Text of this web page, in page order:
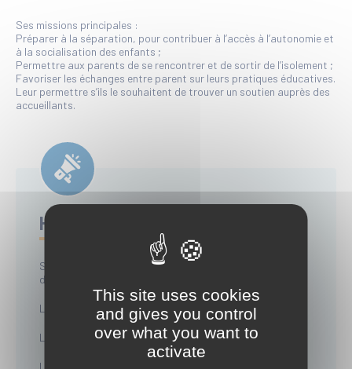
Ses missions principales :
Préparer à la séparation, pour contribuer à l’accès à l’autonomie et
à la socialisation des enfants ;
Permettre aux parents de se rencontrer et de sortir de l’isolement ;
Favoriser les échanges entre parent sur leurs pratiques éducatives.
Leur permettre s’ils le souhaitent de trouver un soutien auprès des
accueillants.
Horaires d'ouverture
Service Petite Enfance – 3, allée Camille Julian La Teste-
de-Buch :
Le lundi de 9h15 à 12h15 et de 15h à 18h
Le mardi de 9h15 à 12h15
Le mercredi de 15h45 à 18h15
This site uses cookies
and gives you control
over what you want to
activate